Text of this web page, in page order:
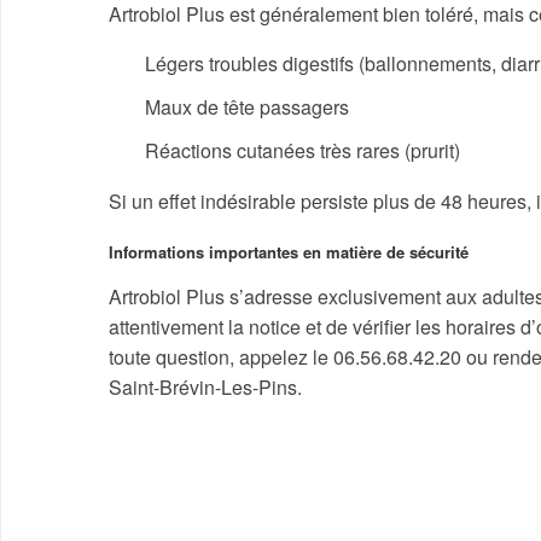
Artrobiol Plus est généralement bien toléré, mais
Légers troubles digestifs (ballonnements,
Maux de tête passagers
Réactions cutanées très rares (prurit)
Si un effet indésirable persiste plus de 48
Informations importantes en matière de sécurité
Artrobiol Plus s’adresse exclusivement aux
attentivement la notice et de vérifier les horaires
toute question, appelez le 06.56.68.42.20 ou
Saint-Brévin-Les-Pins.